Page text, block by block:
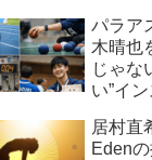
パラア
木晴也
じゃな
い”イ
を長め
居村直
Eden